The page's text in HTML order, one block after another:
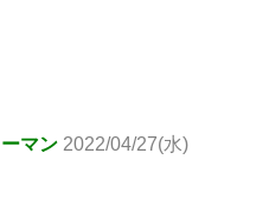
マン 2022/04/27(水)